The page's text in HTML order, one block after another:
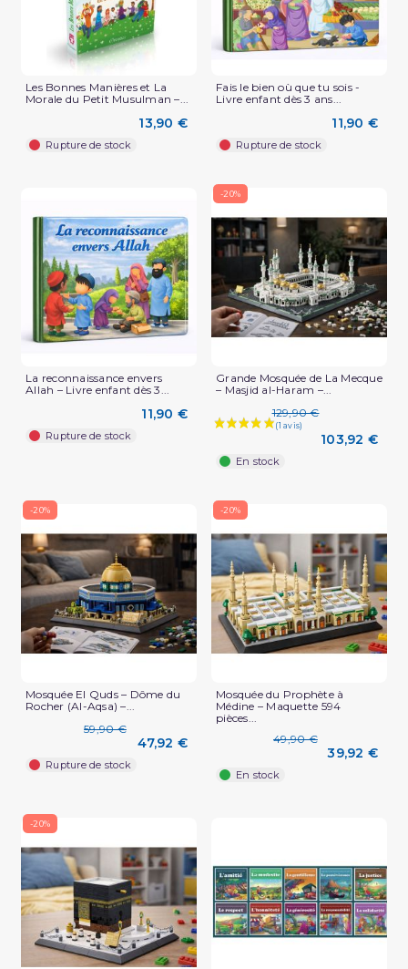
Les Bonnes Manières et La
Morale du Petit Musulman –...
13,90 €
Rupture de stock
Fais le bien où que tu sois -
Livre enfant dès 3 ans...
11,90 €
Rupture de stock
La reconnaissance envers
Allah – Livre enfant dès 3...
11,90 €
Rupture de stock
-20%
Grande Mosquée de La Mecque
– Masjid al-Haram –...
129,90 €
103,92 €
En stock
-20%
Mosquée El Quds – Dôme du
Rocher (Al-Aqsa) –...
59,90 €
47,92 €
Rupture de stock
-20%
Mosquée du Prophète à
Médine – Maquette 594
pièces...
49,90 €
39,92 €
En stock
-20%